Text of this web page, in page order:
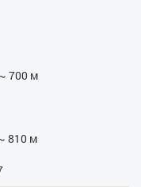
700 м
810 м